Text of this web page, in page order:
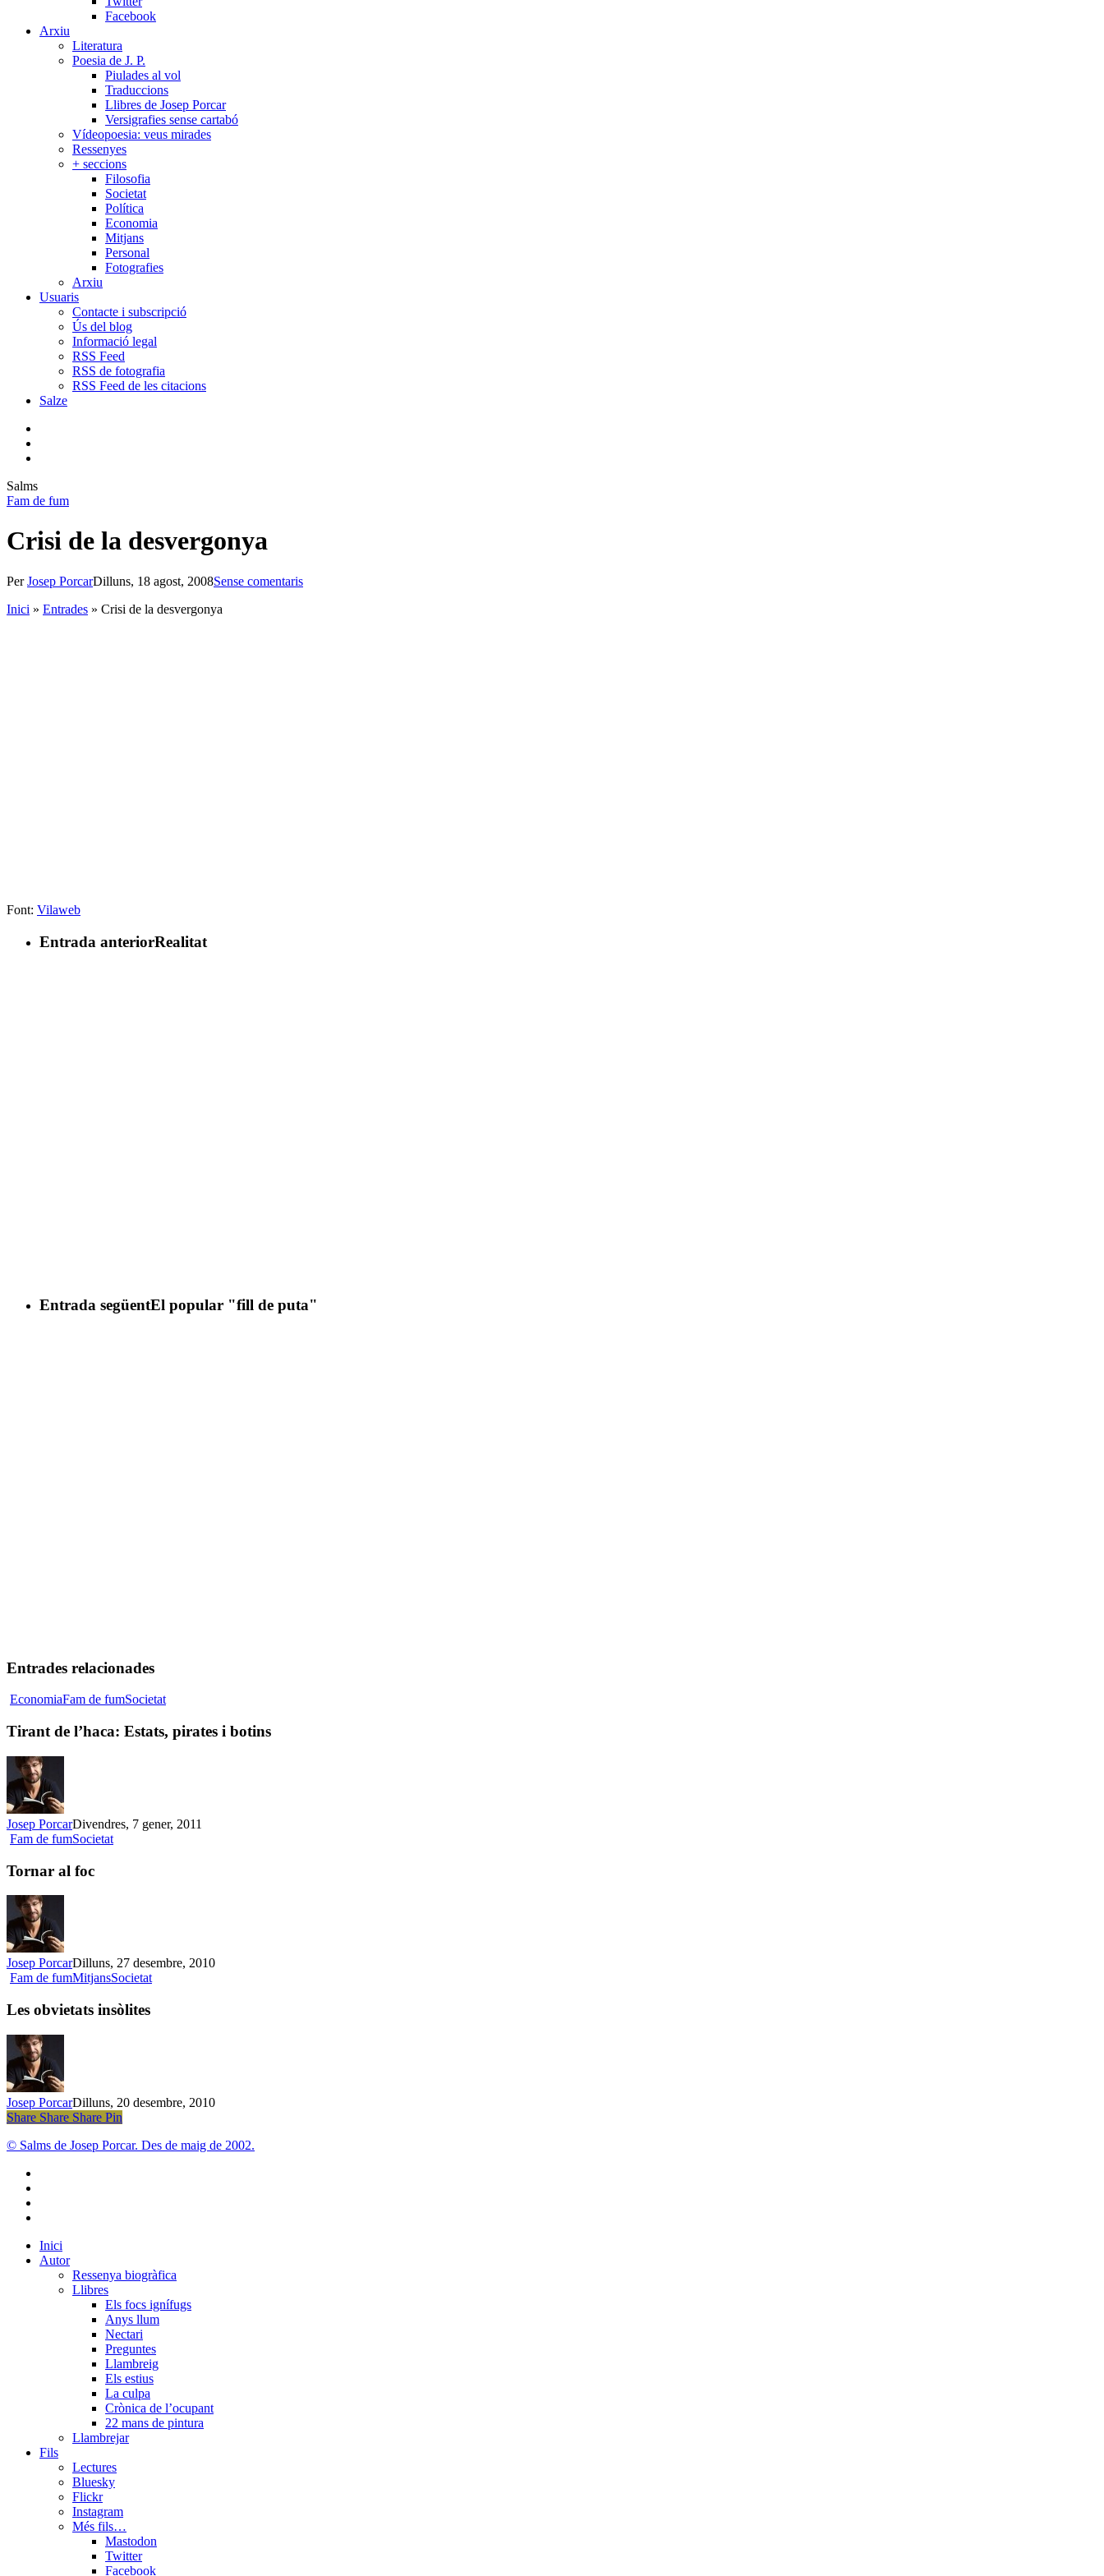
Facebook
Arxiu
Literatura
Poesia de J. P.
Piulades al vol
Traduccions
Llibres de Josep Porcar
Versigrafies sense cartabó
Vídeopoesia: veus mirades
Ressenyes
+ seccions
Filosofia
Societat
Política
Economia
Mitjans
Personal
Fotografies
Arxiu
Usuaris
Contacte i subscripció
Ús del blog
Informació legal
RSS Feed
RSS de fotografia
RSS Feed de les citacions
Salze
Salms
Fam de fum
Crisi de la desvergonya
Per Josep PorcarDilluns, 18 agost, 2008Sense comentaris
Inici » Entrades » Crisi de la desvergonya
Font: Vilaweb
Entrada anteriorRealitat
Entrada següentEl popular "fill de puta"
Entrades relacionades
EconomiaFam de fumSocietatTirant
l’haca:
Estats,
Tirant de l’haca: Estats, pirates i botins
Josep PorcarDivendres, 7 gener, 2011
Fam de fumSocietatTornar
Tornar al foc
Josep PorcarDilluns, 27 desembre, 2010
Fam de fumMitjansSocietatLes
Les obvietats insòlites
Josep PorcarDilluns, 20 desembre, 2010
Share
Share Share Share Pin
© Salms de Josep Porcar. Des de maig de 2002.
Close
Menu
Inici
Autor
Ressenya biogràfica
Llibres
Els focs ignífugs
Anys llum
Nectari
Preguntes
Llambreig
Els estius
La culpa
Crònica de l’ocupant
22 mans de pintura
Llambrejar
Fils
Lectures
Bluesky
Flickr
Instagram
Més fils…
Mastodon
Twitter
Facebook